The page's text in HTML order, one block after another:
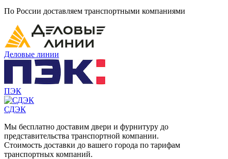
По России доставляем транспортными компаниями
Деловые линии
ПЭК
СДЭК
Мы бесплатно доставим двери и фурнитуру до
представительства транспортной компании.
Стоимость доставки до вашего города по тарифам
транспортных компаний.